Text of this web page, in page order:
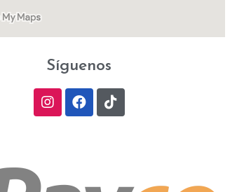
Síguenos